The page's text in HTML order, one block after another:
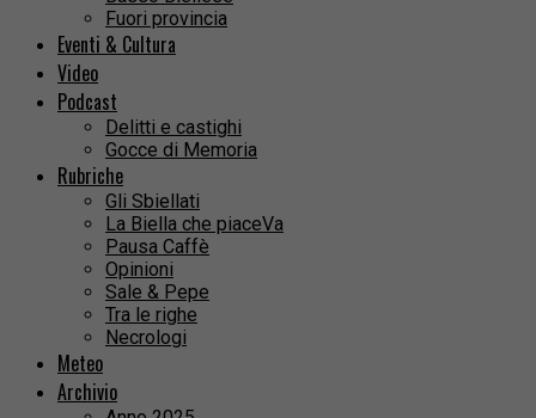
Fuori provincia
Eventi & Cultura
Video
Podcast
Delitti e castighi
Gocce di Memoria
Rubriche
Gli Sbiellati
La Biella che piaceVa
Pausa Caffè
Opinioni
Sale & Pepe
Tra le righe
Necrologi
Meteo
Archivio